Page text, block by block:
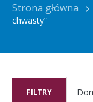
Strona główna
chwasty”
FILTRY